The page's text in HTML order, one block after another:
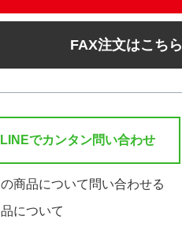
FAX注文はこちら
LINEでカンタン問い合わせ
商品について問い合わせる
について